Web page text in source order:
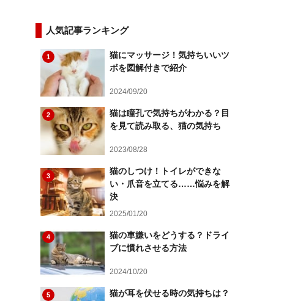
人気記事ランキング
1
猫にマッサージ！気持ちいいツ
ボを図解付きで紹介
2024/09/20
2
猫は瞳孔で気持ちがわかる？目
を見て読み取る、猫の気持ち
2023/08/28
3
猫のしつけ！トイレができな
い・爪音を立てる……悩みを解
決
2025/01/20
4
猫の車嫌いをどうする？ドライ
ブに慣れさせる方法
2024/10/20
5 猫が耳を伏せる時の気持ちは？